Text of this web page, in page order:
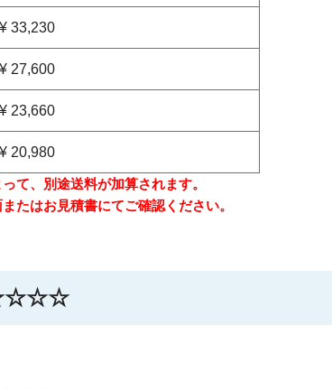
¥ 33,230
¥ 27,600
¥ 23,660
¥ 20,980
て、別途送料が加算されます。
たはお見積書にてご確認ください。